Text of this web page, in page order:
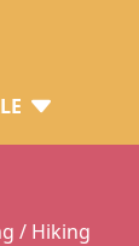
/ Hiking